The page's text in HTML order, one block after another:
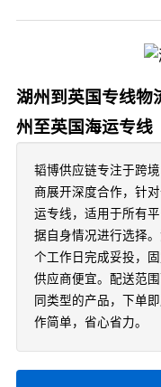
湖州到英国专线物
州至英国海运专线
韬博供应链专注于跨
商展开深度合作，针
运专线，适用于所有
据自身情况进行选择
个工作日完成妥投，
供应商便宜。配送范
同类型的产品，下单
作简单，省心省力。